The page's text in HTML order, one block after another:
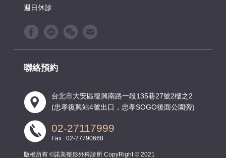
週日休診
聯絡預約
台北市大安區復興南路一段135巷27號2樓之2
(忠孝復興站4號出口，忠孝SOGO後面公園旁)
02-27117999
Fax : 02-27790668
版權所有 ©諾美整形外科診所 CopyRight © 2021